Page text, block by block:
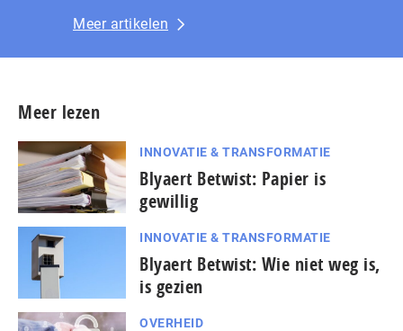
Meer artikelen
Meer lezen
INNOVATIE & TRANSFORMATIE
Blyaert Betwist: Papier is
gewillig
INNOVATIE & TRANSFORMATIE
Blyaert Betwist: Wie niet weg is,
is gezien
OVERHEID